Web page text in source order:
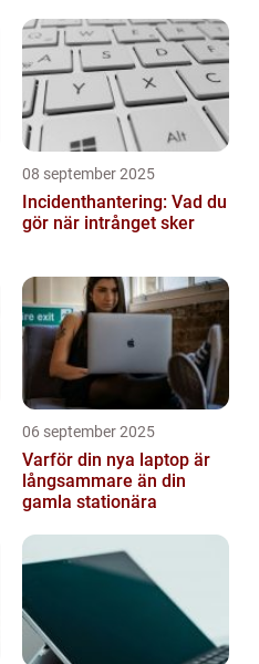
08 september 2025
Incidenthantering: Vad du
gör när intrånget sker
06 september 2025
Varför din nya laptop är
långsammare än din
gamla stationära